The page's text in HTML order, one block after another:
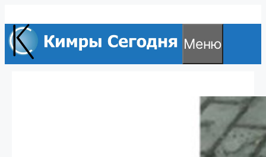
к
содержимому
Меню